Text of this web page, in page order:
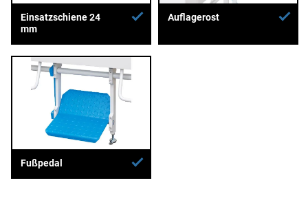
Einsatzschiene 24
mm
Auflagerost
Fußpedal